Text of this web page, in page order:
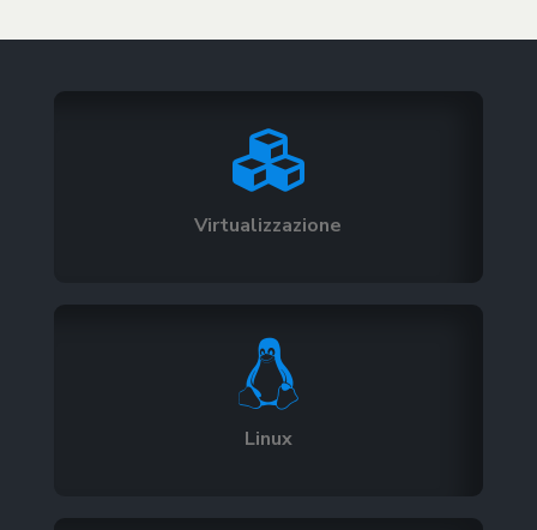

Virtualizzazione

Linux